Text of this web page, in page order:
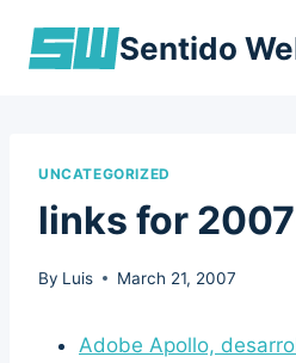
Sentido
UNCATEGORIZED
links for
By Luis March 21, 2007
Adobe Apollo,